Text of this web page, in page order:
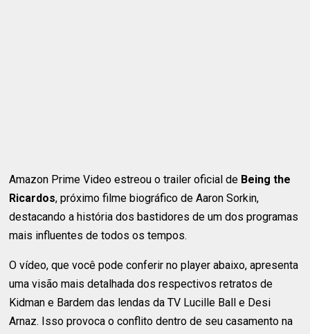
Amazon Prime Video estreou o trailer oficial de Being the
Ricardos, próximo filme biográfico de Aaron Sorkin,
destacando a história dos bastidores de um dos programas
mais influentes de todos os tempos.
O vídeo, que você pode conferir no player abaixo, apresenta
uma visão mais detalhada dos respectivos retratos de
Kidman e Bardem das lendas da TV Lucille Ball e Desi
Arnaz. Isso provoca o conflito dentro de seu casamento na